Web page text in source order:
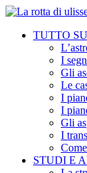
TUTTO
I
Gli
Le
I
I
Gli
I
STUDI E